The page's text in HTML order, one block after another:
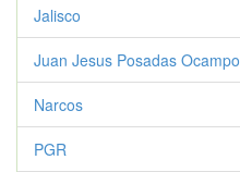
Jalisco
Juan Jesus Posadas Ocampo
Narcos
PGR